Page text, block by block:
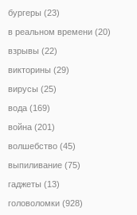
бургеры (23)
в реальном времени (20)
взрывы (22)
викторины (29)
вирусы (25)
вода (169)
война (201)
волшебство (45)
выпиливание (75)
гаджеты (13)
головоломки (928)